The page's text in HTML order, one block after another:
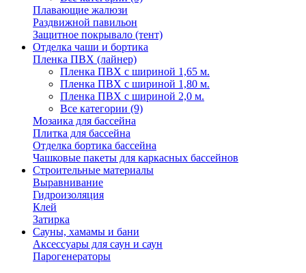
Плавающие жалюзи
Раздвижной павильон
Защитное покрывало (тент)
Отделка чаши и бортика
Пленка ПВХ (лайнер)
Пленка ПВХ с шириной 1,65 м.
Пленка ПВХ с шириной 1,80 м.
Пленка ПВХ с шириной 2,0 м.
Все категории (9)
Мозаика для бассейна
Плитка для бассейна
Отделка бортика бассейна
Чашковые пакеты для каркасных бассейнов
Строительные материалы
Выравнивание
Гидроизоляция
Клей
Затирка
Сауны, хамамы и бани
Аксессуары для саун и саун
Парогенераторы